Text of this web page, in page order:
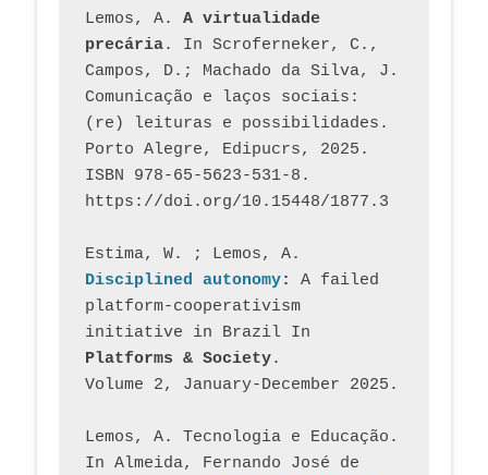
Lemos, A. A virtualidade
precária. In Scroferneker, C.,
Campos, D.; Machado da Silva, J.
Comunicação e laços sociais:
(re) leituras e possibilidades.
Porto Alegre, Edipucrs, 2025.
ISBN 978-65-5623-531-8.
https://doi.org/10.15448/1877.3
Estima, W. ; Lemos, A.
Disciplined autonomy: A failed
platform-cooperativism
initiative in Brazil In
Platforms & Society.
Volume 2, January-December 2025.
Lemos, A. Tecnologia e Educação.
In Almeida, Fernando José de